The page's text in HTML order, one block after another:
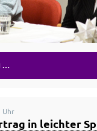
…
Uhr
in leichter